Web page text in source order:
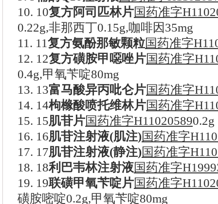
10. 10复方阿司匹林片国药准字
0.22g,非那西丁0.15g,咖啡因35mg
11. 11复方氨酚那敏颗粒国药准字
12. 12复方磺胺甲噁唑片国药准字
0.4g,甲氧苄啶80mg
13. 13富马酸异丙吡仑片国药准字
14. 14枸橼酸喷托维林片国药准字
15. 15肌苷片国药准字H110205890.2g
16. 16肌苷注射液(肌注)国药准字
17. 17肌苷注射液(静注)国药准字
18. 18利巴韦林注射液国药准字
19. 19联磺甲氧苄啶片国药准字
磺胺嘧啶0.2g,甲氧苄啶80mg